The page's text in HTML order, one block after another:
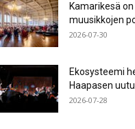
Kamarikesä
muusikkojen
2026-07-30
Ekosysteemi
Haapasen
2026-07-28